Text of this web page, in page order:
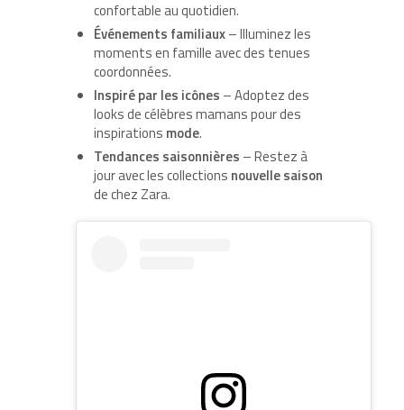
confortable au quotidien.
Événements familiaux– Illuminez les
moments en famille avec des tenues
coordonnées.
Inspiré par les icônes – Adoptez des
looks de célèbres mamans pour des
inspirations mode.
Tendances saisonnières – Restez à
jour avec les collections nouvelle saison
de chez Zara.